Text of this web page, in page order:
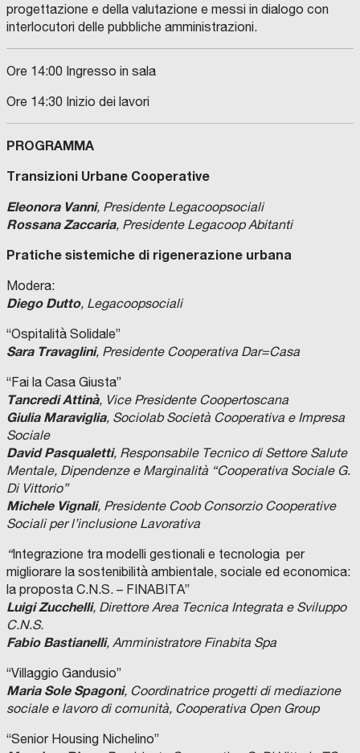
progettazione e della valutazione e messi in dialogo con
interlocutori delle pubbliche amministrazioni.
Ore 14:00 Ingresso in sala
Ore 14:30 Inizio dei lavori
PROGRAMMA
Transizioni Urbane Cooperative
Eleonora Vanni, Presidente Legacoopsociali
Rossana Zaccaria, Presidente Legacoop Abitanti
Pratiche sistemiche di rigenerazione urbana
Modera:
Diego Dutto, Legacoopsociali
“Ospitalità Solidale”
Sara Travaglini, Presidente Cooperativa Dar=Casa
“Fai la Casa Giusta”
Tancredi Attinà, Vice Presidente Coopertoscana
Giulia Maraviglia, Sociolab Società Cooperativa e Impresa
Sociale
David Pasqualetti, Responsabile Tecnico di Settore Salute
Mentale, Dipendenze e Marginalità “Cooperativa Sociale G.
Di Vittorio”
Michele Vignali, Presidente Coob Consorzio Cooperative
Sociali per l’inclusione Lavorativa
“Integrazione tra modelli gestionali e tecnologia per
migliorare la sostenibilità ambientale, sociale ed economica:
la proposta C.N.S. – FINABITA”
Luigi Zucchelli, Direttore Area Tecnica Integrata e Sviluppo
C.N.S.
Fabio Bastianelli, Amministratore Finabita Spa
“Villaggio Gandusio”
Maria Sole Spagoni, Coordinatrice progetti di mediazione
sociale e lavoro di comunità, Cooperativa Open Group
“Senior Housing Nichelino”